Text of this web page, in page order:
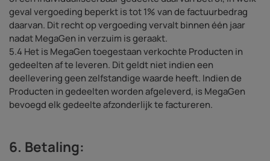
geval vergoeding beperkt is tot 1% van de factuurbedrag
daarvan. Dit recht op vergoeding vervalt binnen één jaar
nadat MegaGen in verzuim is geraakt.
5.4 Het is MegaGen toegestaan verkochte Producten in
gedeelten af te leveren. Dit geldt niet indien een
deellevering geen zelfstandige waarde heeft. Indien de
Producten in gedeelten worden afgeleverd, is MegaGen
bevoegd elk gedeelte afzonderlijk te factureren.
6. Betaling: